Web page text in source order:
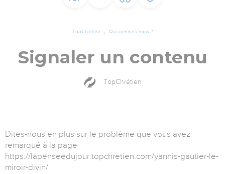
TopChrétien Qui sommes-nous ?
Signaler un contenu
TopChrétien
Dites-nous en plus sur le problème que vous avez
remarqué à la page
https://lapenseedujour.topchretien.com/yannis-gautier-le-
miroir-divin/